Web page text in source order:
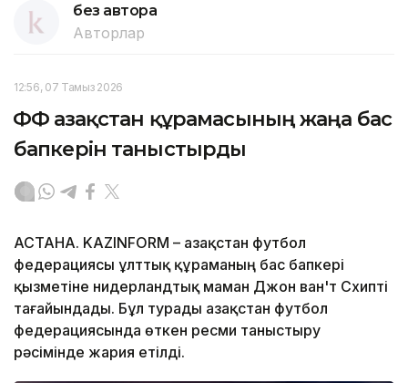
без автора
Авторлар
12:56, 07 Тамыз 2026
ҚФФ Қазақстан құрамасының жаңа бас
бапкерін таныстырды
АСТАНА. KAZINFORM – Қазақстан футбол
федерациясы ұлттық құраманың бас бапкері
қызметіне нидерландтық маман Джон ван'т Схипті
тағайындады. Бұл турады Қазақстан футбол
федерациясында өткен ресми таныстыру
рәсімінде жария етілді.